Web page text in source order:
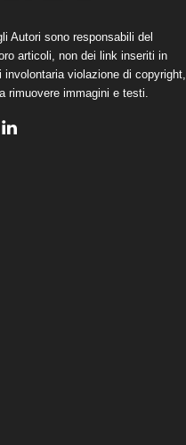
Autori sono responsabili del
articoli, non dei link inseriti in
violazione di copyright,
rimuovere immagini e testi.